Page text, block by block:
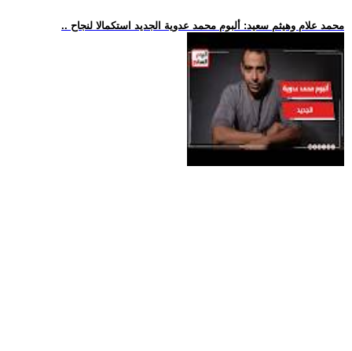
.. محمد علام وهيثم سعيد: ألبوم محمد عدوية الجديد استكمالا لنجاح